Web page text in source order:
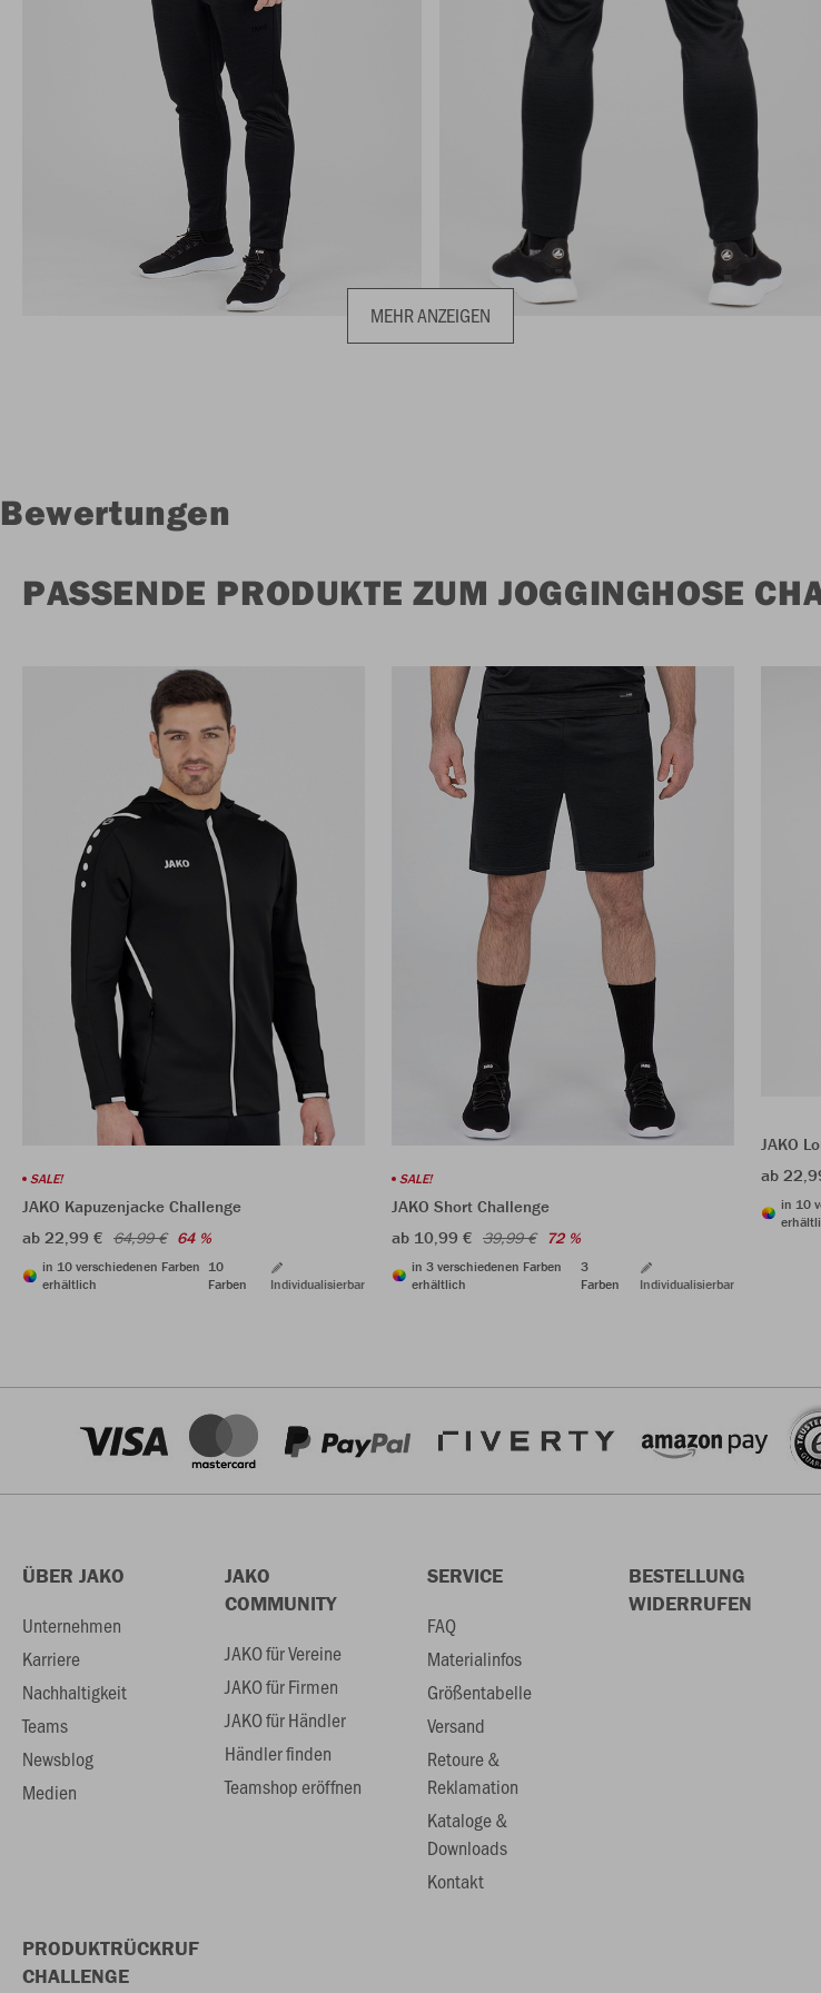
MEHR ANZEIGEN
Bewertungen
PASSENDE PRODUKTE ZUM JOGGINGHOSE
SALE!
JAKO Kapuzenjacke Challenge
ab 22,99 € 64,99 € 64 %
in 10 verschiedenen Farben
erhältlich
10
Farben
Individualisierbar
SALE!
JAKO Short Challenge
ab 10,99 € 39,99 € 72 %
in 3 verschiedenen Farben
erhältlich
3
Farben
Individualisierbar
JAKO
ab
in 10
ÜBER JAKO
Unternehmen
Karriere
Nachhaltigkeit
Teams
Newsblog
Medien
JAKO
COMMUNITY
JAKO für Vereine
JAKO für Firmen
JAKO für Händler
Händler finden
Teamshop eröffnen
SERVICE
FAQ
Materialinfos
Größentabelle
Versand
Retoure &
Reklamation
Kataloge &
Downloads
Kontakt
BESTELLUNG
WIDERRUFEN
PRODUKTRÜCKRUF
CHALLENGE